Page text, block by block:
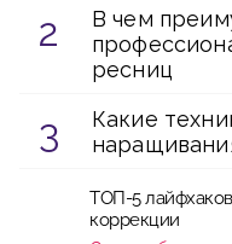
В чем
ресниц
Какие
ТОП-5
коррекции